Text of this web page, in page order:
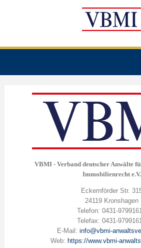
VBMI - Verband deutscher Anwälte
Immobilienrecht e.V.
Eckernförder Str.
24119 Kronshagen
Telefon: 0431-
Telefax: 0431-
E-Mail: info@vbmi-
Web: https://www.vbmi-